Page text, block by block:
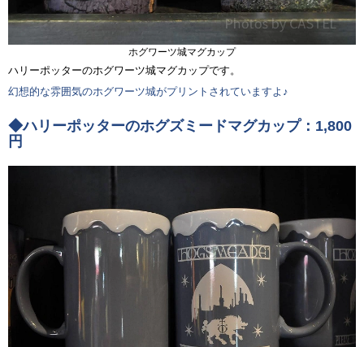
ホグワーツ城マグカップ
ハリーポッターのホグワーツ城マグカップです。
幻想的な雰囲気のホグワーツ城がプリントされていますよ♪
◆ハリーポッターのホグズミードマグカップ：1,800
円